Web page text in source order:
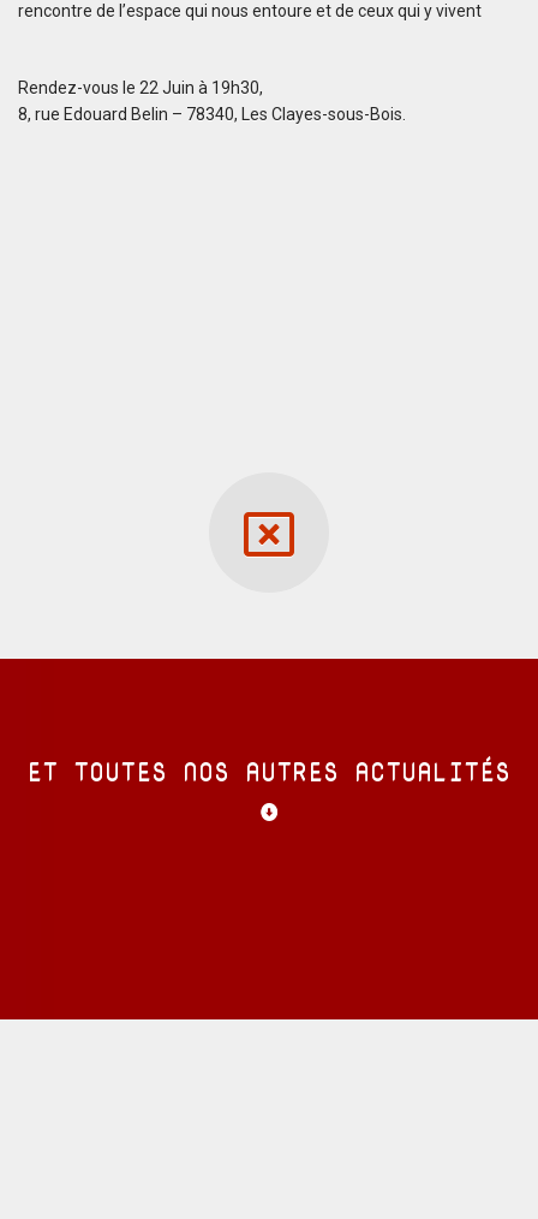
rencontre de l’espace qui nous entoure et de ceux qui y vivent
Rendez-vous le 22 Juin à 19h30,
8, rue Edouard Belin – 78340, Les Clayes-sous-Bois.
ET TOUTES NOS AUTRES ACTUALITÉS